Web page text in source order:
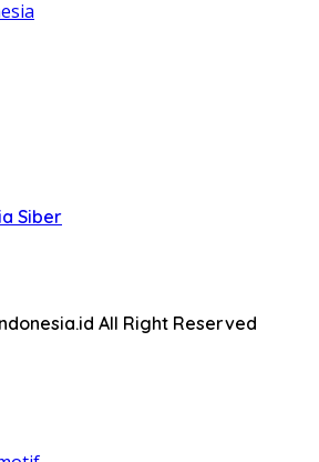
Siber
All Right Reserved